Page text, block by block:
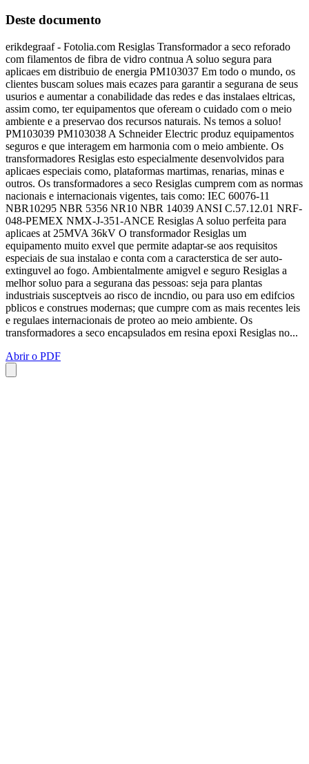
Deste documento
erikdegraaf - Fotolia.com Resiglas Transformador a seco reforado
com filamentos de fibra de vidro contnua A soluo segura para
aplicaes em distribuio de energia PM103037 Em todo o mundo, os
clientes buscam solues mais ecazes para garantir a segurana de seus
usurios e aumentar a conabilidade das redes e das instalaes eltricas,
assim como, ter equipamentos que ofeream o cuidado com o meio
ambiente e a preservao dos recursos naturais. Ns temos a soluo!
PM103039 PM103038 A Schneider Electric produz equipamentos
seguros e que interagem em harmonia com o meio ambiente. Os
transformadores Resiglas esto especialmente desenvolvidos para
aplicaes especiais como, plataformas martimas, renarias, minas e
outros. Os transformadores a seco Resiglas cumprem com as normas
nacionais e internacionais vigentes, tais como: IEC 60076-11
NBR10295 NBR 5356 NR10 NBR 14039 ANSI C.57.12.01 NRF-
048-PEMEX NMX-J-351-ANCE Resiglas A soluo perfeita para
aplicaes at 25MVA 36kV O transformador Resiglas um
equipamento muito exvel que permite adaptar-se aos requisitos
especiais de sua instalao e conta com a caracterstica de ser auto-
extinguvel ao fogo. Ambientalmente amigvel e seguro Resiglas a
melhor soluo para a segurana das pessoas: seja para plantas
industriais susceptveis ao risco de incndio, ou para uso em edifcios
pblicos e construes modernas; que cumpre com as mais recentes leis
e regulaes internacionais de proteo ao meio ambiente. Os
transformadores a seco encapsulados em resina epoxi Resiglas no...
Abrir o PDF